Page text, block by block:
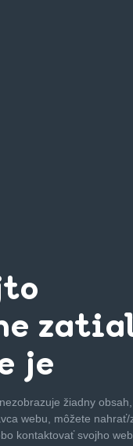
je
žiadny
webu, môžete
kontaktovať svojho